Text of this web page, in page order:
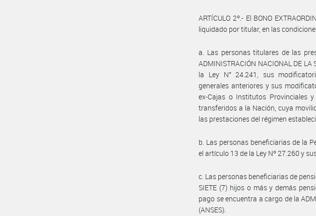
ARTÍCULO 2º.- El BONO
liquidado por titular, en las
a. Las personas titulares de las
ADMINISTRACIÓN NACIONAL DE
la Ley N° 24.241, sus
generales anteriores y sus
ex-Cajas o Institutos Provinciales
transferidos a la Nación, cuya
las prestaciones del régimen
b. Las personas beneficiarias de la
el artículo 13 de la Ley Nº 27.260 y
c. Las personas beneficiarias de
SIETE (7) hijos o más y demás
pago se encuentra a cargo de la
(ANSES).